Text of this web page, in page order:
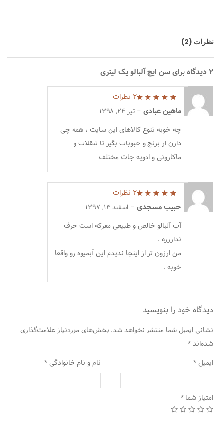
نظرات (2)
2 دیدگاه برای سن ایچ آلبالو یک لیتری
5 از 5
2 نظرات
ماهین عبادی – تیر 24, 1398
چه خوبه تنوع کالاهای این سایت ، همه چی
دارن از برنج و حبوبات بگیر تا تنقلات و
ماکارونی و ادویه جات مختلف
2 نظرات
حبیب مسجدی – اسفند 13, 1397
آب آلبالو خالص و طبیعی معرکه است حرف
نداررره .
من ارزون تر از اینجا ندیدم این آبمیوه رو واقعا
خوبه .
دیدگاه خود را بنویسید
نشانی ایمیل شما منتشر نخواهد شد. بخش‌های موردنیاز علامت‌گذاری
شده‌اند*
نام و نام خانوادگی* ایمیل*
امتیاز شما *